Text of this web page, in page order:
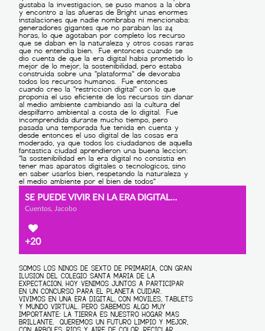
SE PUEDE VIVIR EN LA ERA DIGITAL REPETANDO LA NATURALEZA
Cuentos, Jacobo
+20